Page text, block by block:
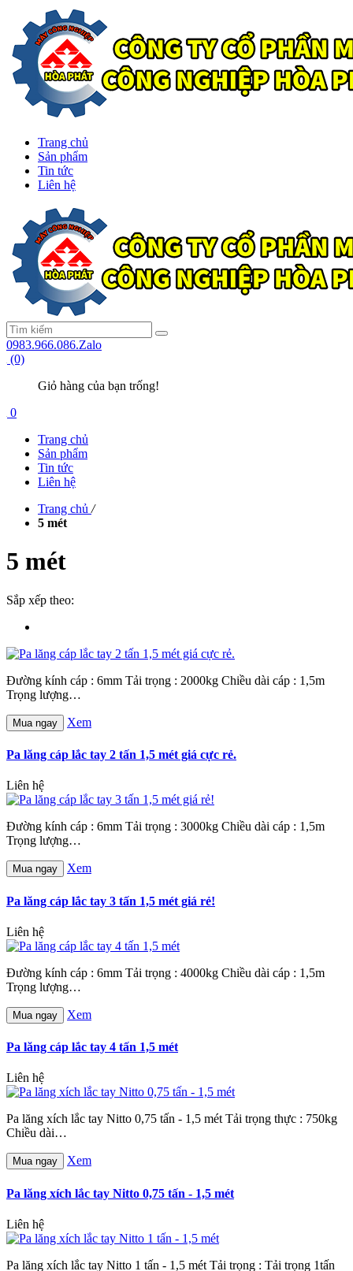
Trang chủ
Sản phẩm
Tin tức
Liên hệ
0983.966.086.Zalo
(0)
Giỏ hàng của bạn trống!
0
Trang chủ
Sản phẩm
Tin tức
Liên hệ
Trang chủ /
5 mét
5 mét
Sắp xếp theo:
Đường kính cáp : 6mm Tải trọng : 2000kg Chiều dài cáp : 1,5m
Trọng lượng…
Mua ngay Xem
Pa lăng cáp lắc tay 2 tấn 1,5 mét giá cực rẻ.
Liên hệ
Đường kính cáp : 6mm Tải trọng : 3000kg Chiều dài cáp : 1,5m
Trọng lượng…
Mua ngay Xem
Pa lăng cáp lắc tay 3 tấn 1,5 mét giá rẻ!
Liên hệ
Đường kính cáp : 6mm Tải trọng : 4000kg Chiều dài cáp : 1,5m
Trọng lượng…
Mua ngay Xem
Pa lăng cáp lắc tay 4 tấn 1,5 mét
Liên hệ
Pa lăng xích lắc tay Nitto 0,75 tấn - 1,5 mét Tải trọng thực : 750kg
Chiều dài…
Mua ngay Xem
Pa lăng xích lắc tay Nitto 0,75 tấn - 1,5 mét
Liên hệ
Pa lăng xích lắc tay Nitto 1 tấn - 1,5 mét Tải trọng : Tải trọng 1tấn